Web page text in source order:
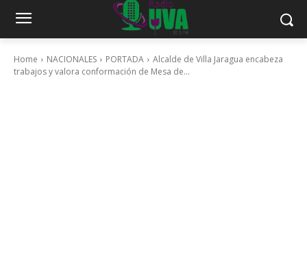
Home NACIONALES PORTADA
Alcalde de Villa Jaragua encabeza
trabajos y valora conformación de Mesa de...